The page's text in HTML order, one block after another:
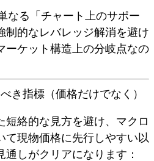
なる「チャート上のサポー
制的なレバレッジ解消を避け
ーケット構造上の分岐点なの
き指標（価格だけでなく）
短絡的な見方を避け、マクロ
て現物価格に先行しやすい以
しがクリアになります：